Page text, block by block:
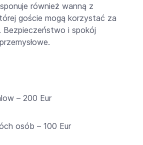
również wanną z
goście mogą korzystać za
Bezpieczeństwo i spokój
– 200 Eur
osób – 100 Eur